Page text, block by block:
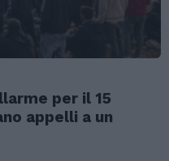
per il 15
appelli a un